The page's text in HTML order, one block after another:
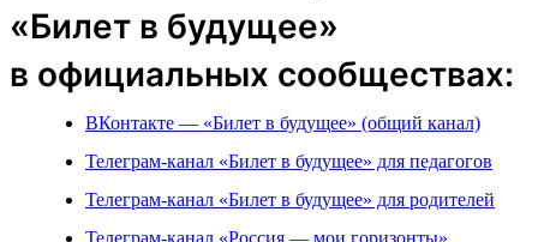
«Билет в будущее»
в официальных сообществах:
ВКонтакте — «Билет в будущее» (общий канал)
Телеграм-канал «Билет в будущее» для педагогов
Телеграм-канал «Билет в будущее» для родителей
Телеграм-канал «Россия — мои горизонты»